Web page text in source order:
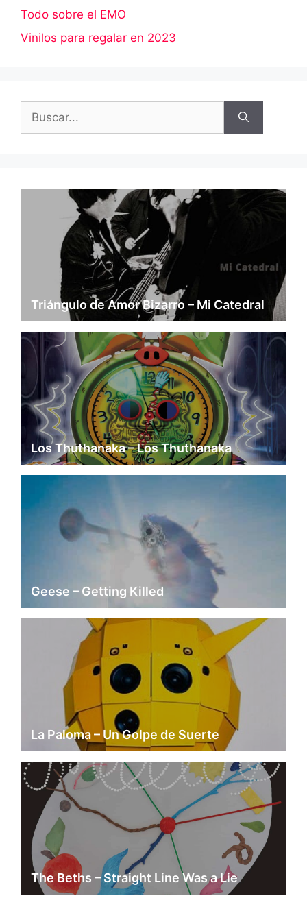
Todo sobre el EMO
Vinilos para regalar en 2023
Triángulo de Amor Bizarro – Mi Catedral
Los Thuthanaka – Los Thuthanaka
Geese – Getting Killed
La Paloma – Un Golpe de Suerte
The Beths – Straight Line Was a Lie